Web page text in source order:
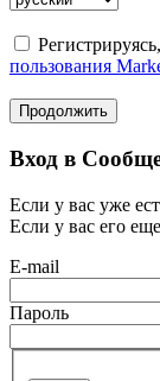
пользования
Продолжить
Вход в
Если у вас уже
Если у вас его
E-mail
Пароль